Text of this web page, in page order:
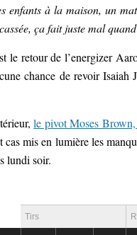
enfants à la maison, un
ça fait juste mal
le retour de l’energizer
chance de revoir
le pivot Moses
mis en lumière les
lundi soir.
Tirs